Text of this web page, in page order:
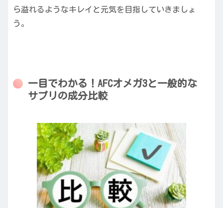
ら溢れるようなキレイと元気を目指していきましょ
う。
一目でわかる！AFCオメガ3と一般的な
サプリの成分比較